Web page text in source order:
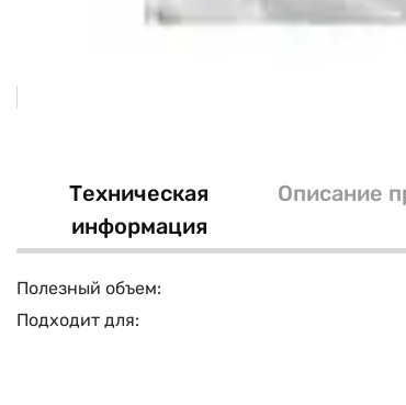
Техническая
информация
Описание
Полезный объем:
Подходит для: